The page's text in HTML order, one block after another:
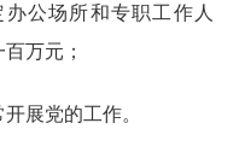
公场所和专职工作人
万元；
展党的工作。